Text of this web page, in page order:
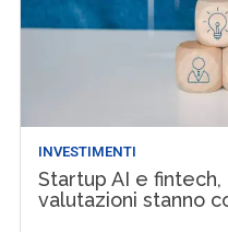
INVESTIMENTI
Startup AI e
valutazioni stanno